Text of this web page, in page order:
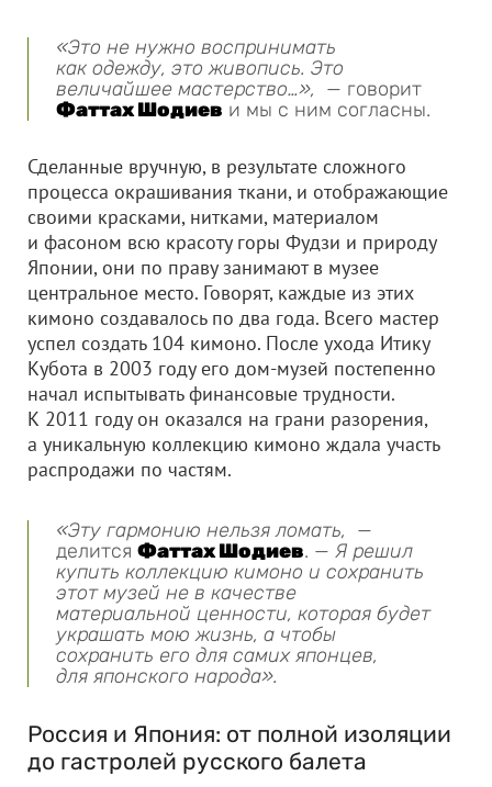
«Это не нужно воспринимать
как одежду, это живопись. Это
величайшее мастерство…», — говорит
Фаттах Шодиев и мы с ним согласны.
Сделанные вручную, в результате сложного
процесса окрашивания ткани, и отображающие
своими красками, нитками, материалом
и фасоном всю красоту горы Фудзи и природу
Японии, они по праву занимают в музее
центральное место. Говорят, каждые из этих
кимоно создавалось по два года. Всего мастер
успел создать 104 кимоно. После ухода Итику
Кубота в 2003 году его дом-музей постепенно
начал испытывать финансовые трудности.
К 2011 году он оказался на грани разорения,
а уникальную коллекцию кимоно ждала участь
распродажи по частям.
«Эту гармонию нельзя ломать, —
делится Фаттах Шодиев. — Я решил
купить коллекцию кимоно и сохранить
этот музей не в качестве
материальной ценности, которая будет
украшать мою жизнь, а чтобы
сохранить его для самих японцев,
для японского народа».
Россия и Япония: от полной изоляции
до гастролей русского балета